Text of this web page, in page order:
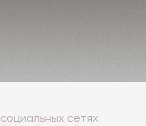
сетях